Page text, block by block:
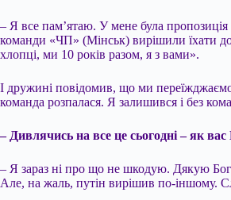
– Я все пам’ятаю. У мене була
команди «ЧП» (Мінськ) вирішили їхати
хлопці, ми 10 років разом, я з вами».
І дружині повідомив, що ми
команда розпалася. Я залишився і без
– Дивлячись на все це сьогодні – як
– Я зараз ні про що не шкодую. Дякую
Але, на жаль, путін вирішив по-іншому.